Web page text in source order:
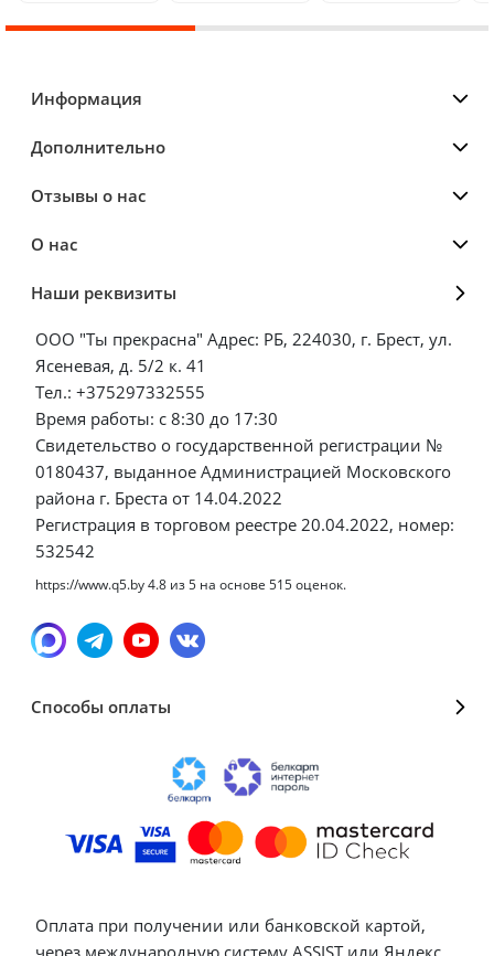
Информация
Дополнительно
Отзывы о нас
О нас
Наши реквизиты
ООО "Ты прекрасна" Адрес: РБ, 224030, г. Брест, ул.
Ясеневая, д. 5/2 к. 41
Тел.: +375297332555
Время работы: с 8:30 до 17:30
Свидетельство о государственной регистрации №
0180437, выданное Администрацией Московского
района г. Бреста от 14.04.2022
Регистрация в торговом реестре 20.04.2022, номер:
532542
https://www.q5.by4.8 из5 на основе 515оценок.
Способы оплаты
Оплата при получении или банковской картой,
через международную систему ASSIST или Яндекс.